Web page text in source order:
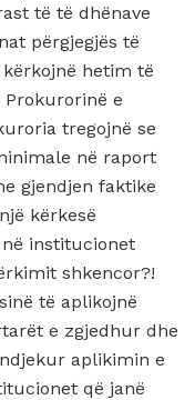
të të dhënave
përgjegjës të
hetim të
e
tregojnë se
në raport
gjendjen faktike
kërkesë
institucionet
shkencor?!
të aplikojnë
e zgjedhur dhe
aplikimin e
që janë